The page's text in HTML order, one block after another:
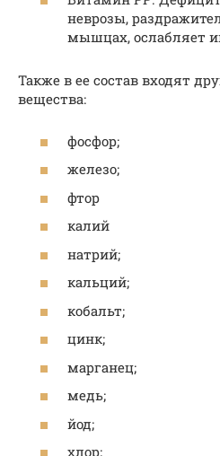
неврозы,
мышцах, ослабляет
Также в ее состав входят
вещества:
фосфор;
железо;
фтор
калий
натрий;
кальций;
кобальт;
цинк;
марганец;
медь;
йод;
хлор;